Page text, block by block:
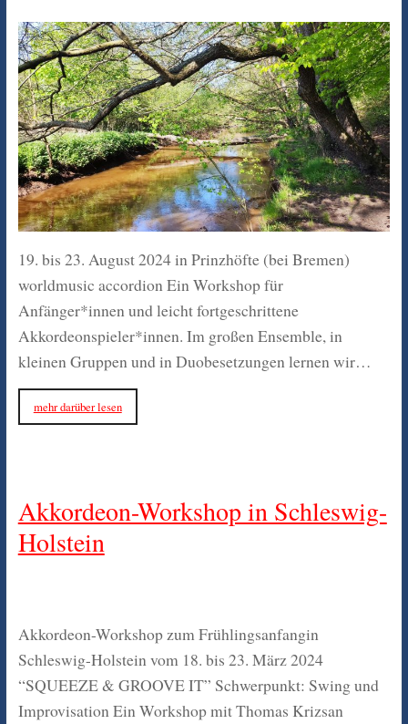
19. bis 23. August 2024 in Prinzhöfte (bei Bremen)
worldmusic accordion Ein Workshop für
Anfänger*innen und leicht fortgeschrittene
Akkordeonspieler*innen. Im großen Ensemble, in
kleinen Gruppen und in Duobesetzungen lernen wir…
mehr darüber lesen
Akkordeon-Workshop in Schleswig-
Holstein
Akkordeon-Workshop zum Frühlingsanfangin
Schleswig-Holstein vom 18. bis 23. März 2024
“SQUEEZE & GROOVE IT” Schwerpunkt: Swing und
Improvisation Ein Workshop mit Thomas Krizsan